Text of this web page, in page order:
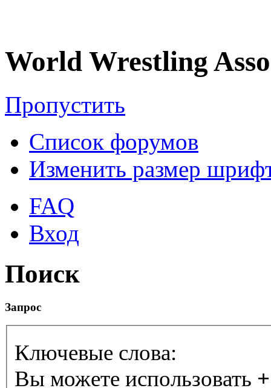
World Wrestling
Пропустить
Список форумов
Изменить размер
FAQ
Вход
Поиск
Запрос
Ключевые слова:
Вы можете использовать +